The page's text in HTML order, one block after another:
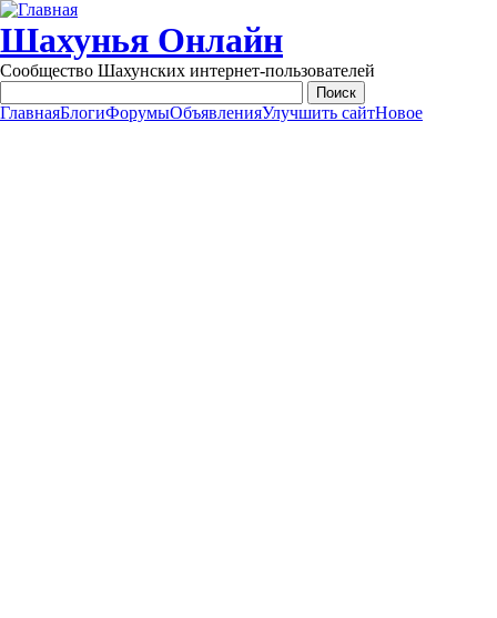
Перейти к основному содержанию
Шахунья Онлайн
Сообщество Шахунских интернет-пользователей
Main menu
ГлавнаяБлогиФорумыОбъявленияУлучшить сайтНовое